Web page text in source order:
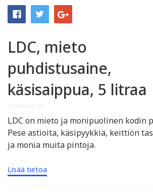
LDC, mieto
puhdistusaine,
käsisaippua, 5 litraa
LDC on mieto ja monipuolinen kodin
Pese astioita, käsipyykkiä, keittiön
ja monia muita pintoja.
Lisää tietoa